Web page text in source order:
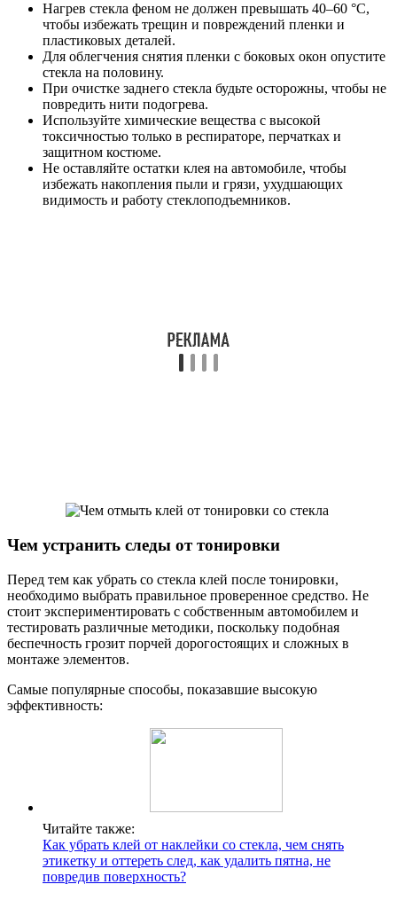
Нагрев стекла феном не должен превышать 40–60 °C,
чтобы избежать трещин и повреждений пленки и
пластиковых деталей.
Для облегчения снятия пленки с боковых окон опустите
стекла на половину.
При очистке заднего стекла будьте осторожны, чтобы не
повредить нити подогрева.
Используйте химические вещества с высокой
токсичностью только в респираторе, перчатках и
защитном костюме.
Не оставляйте остатки клея на автомобиле, чтобы
избежать накопления пыли и грязи, ухудшающих
видимость и работу стеклоподъемников.
Чем устранить следы от тонировки
Перед тем как убрать со стекла клей после тонировки,
необходимо выбрать правильное проверенное средство. Не
стоит экспериментировать с собственным автомобилем и
тестировать различные методики, поскольку подобная
беспечность грозит порчей дорогостоящих и сложных в
монтаже элементов.
Самые популярные способы, показавшие высокую
эффективность:
Читайте также:
Как убрать клей от наклейки со стекла, чем снять
этикетку и оттереть след, как удалить пятна, не
повредив поверхность?